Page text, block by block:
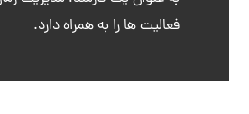
فعالیت ها را به همراه دارد.